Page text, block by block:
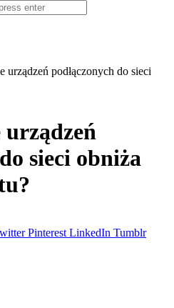
urządzeń podłączonych do sieci
sieci obniża
Pinterest LinkedIn Tumblr